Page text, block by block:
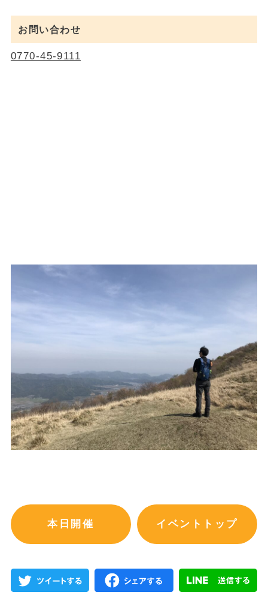
お問い合わせ
0770-45-9111
本日開催 イベントトップ